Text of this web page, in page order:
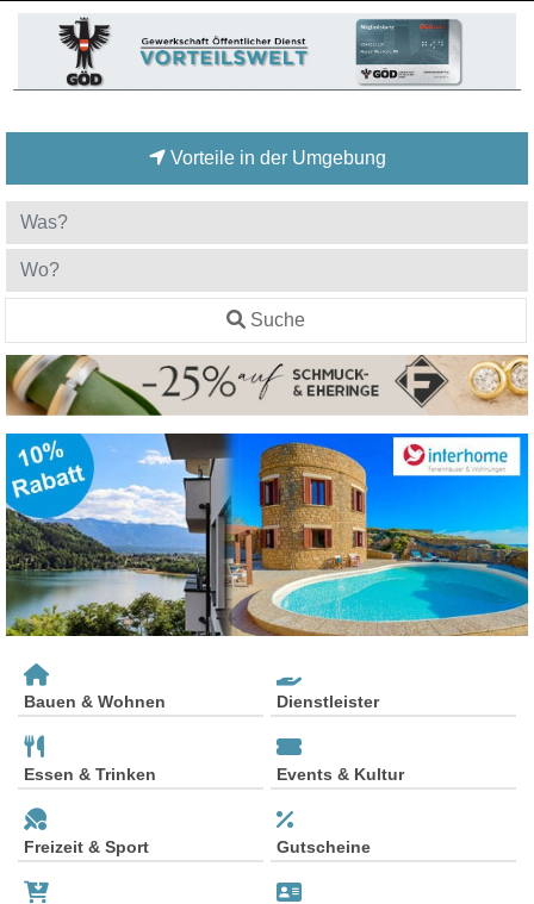
Vorteile in der Umgebung
Suche
Bauen & Wohnen Dienstleister
Essen & Trinken Events & Kultur
Freizeit & Sport Gutscheine